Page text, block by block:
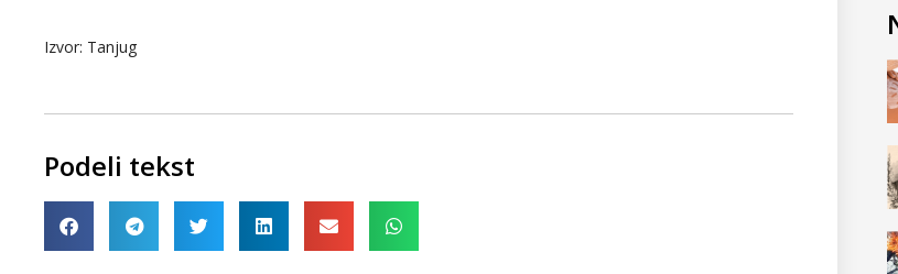
Izvor: Tanjug
Podeli tekst